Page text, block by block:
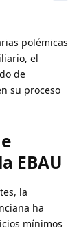
polémicas
el
de
su proceso
EBAU
la
ha
mínimos